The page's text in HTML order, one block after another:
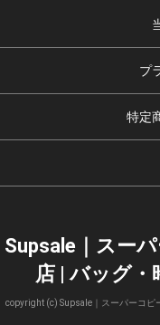
プ
特定
Supsale｜スー
店 | バッグ・
copyright (c) Supsale｜スーパーコピ